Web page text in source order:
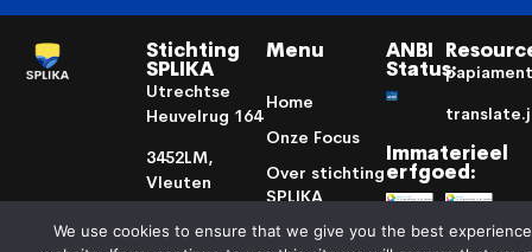
Stichting
SPLIKA
Utrechtse
Heuvelrug 164
3452LM,
Vleuten
info@splika.nl
Menu
Home
Onze Focus
Over stichting
SPLIKA
Agenda
ANBI
Status:
Immaterieel
erfgoed:
Volg
ons:
We use cookies to ensure that we give you the best